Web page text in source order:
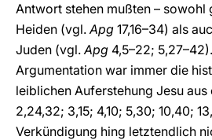
Antwort stehen mußten – sowohl
Heiden (vgl.Apg 17,16–34) als
Juden (vgl.Apg 4,5–22;
Argumentation war immer die
leiblichen Auferstehung Jesu
2,24,32; 3,15; 4,10; 5,30; 10,40;
Verkündigung hing letztendlich